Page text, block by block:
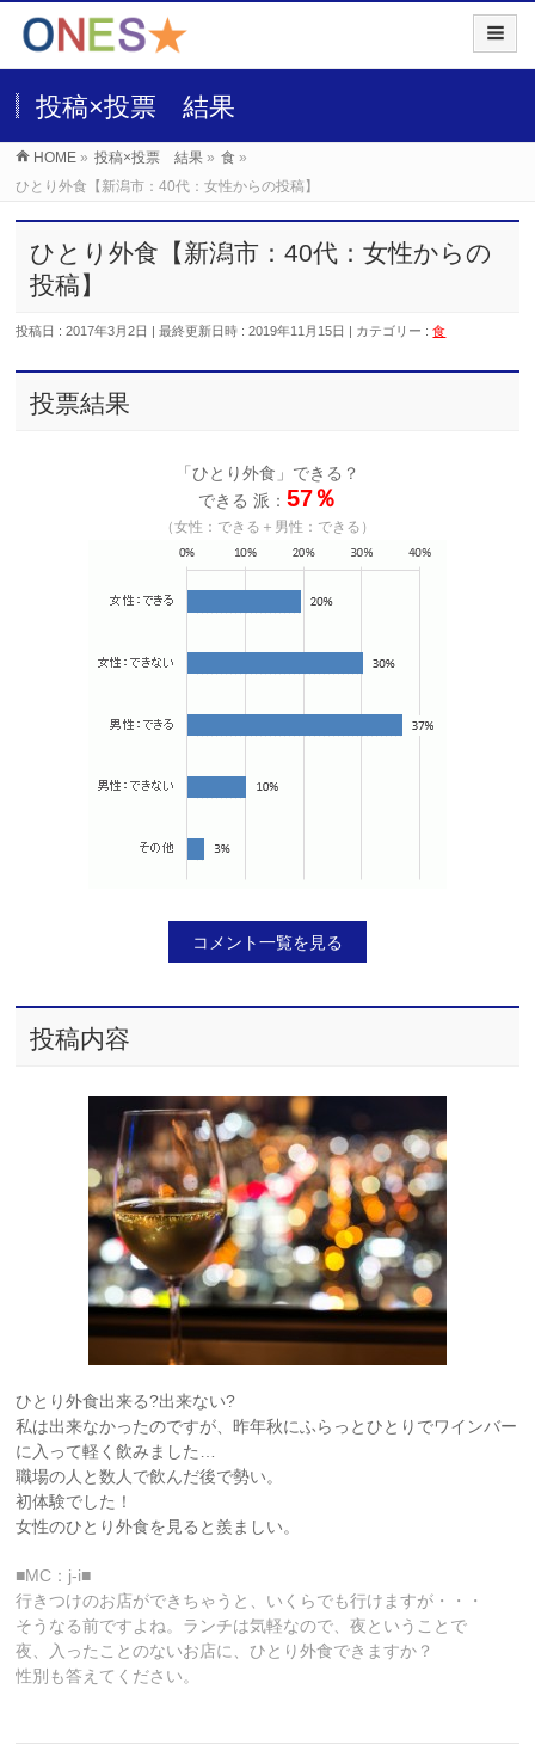
投稿×投票 結果
HOME » 投稿×投票 結果 » 食 »
ひとり外食【新潟市：40代：女性からの投稿】
ひとり外食【新潟市：40代：女性からの
投稿】
投稿日 : 2017年3月2日 最終更新日時 : 2019年11月15日 カテゴリー :食
投票結果
「ひとり外食」できる？
できる 派： 57％
（女性：できる＋男性：できる）
コメント一覧を見る
投稿内容
ひとり外食出来る?出来ない?
私は出来なかったのですが、昨年秋にふらっとひとりでワインバー
に入って軽く飲みました…
職場の人と数人で飲んだ後で勢い。
初体験でした！
女性のひとり外食を見ると羨ましい。
■MC：j-i■
行きつけのお店ができちゃうと、いくらでも行けますが・・・
そうなる前ですよね。ランチは気軽なので、夜ということで
夜、入ったことのないお店に、ひとり外食できますか？
性別も答えてください。